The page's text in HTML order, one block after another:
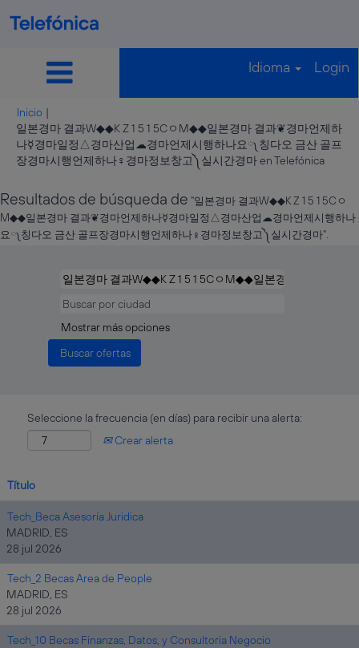
Idioma Login
Inicio |
일본경마 결과W◆◆K Z 1 5 1 5CㅇM◆◆일본경마 결과❦경마언제하
나☿경마일정△경마산업☁경마언제시행하나요༾칭다오 금산 골프
장경마시행언제하나♀경마정보창고༽실시간경마 en Telefónica(página
Resultados de búsqueda de "일본경마 결과W◆◆K Z 1 5 1 5Cㅇ
M◆◆일본경마 결과❦경마언제하나☿경마일정△경마산업☁경마언제시행하나
요༾칭다오 금산 골프장경마시행언제하나♀경마정보창고༽실시간경마".
Mostrar más opciones
Seleccione la frecuencia (en días) para recibir una alerta:
Crear alerta
Título
Tech_Beca Asesoría Juridica
MADRID, ES
28 jul 2026
Tech_2 Becas Area de People
MADRID, ES
28 jul 2026
Tech_10 Becas Finanzas, Datos, y Consultoria Negocio